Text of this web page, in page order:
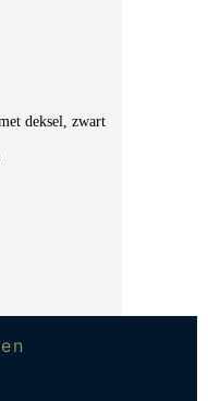
deksel, zwart